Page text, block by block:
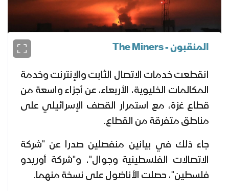
المنقبون - The Miners
انقطعت خدمات الاتصال الثابت والإنترنت وخدمة
المكالمات الخليوية، الأربعاء، عن أجزاء واسعة من
قطاع غزة، مع استمرار القصف الإسرائيلي على
مناطق متفرقة من القطاع.
جاء ذلك في بيانين منفصلين صدرا عن "شركة
الاتصالات الفلسطينية وجوال"، و"شركة أوريدو
فلسطين"، حصلت الأناضول على نسخة منهما.